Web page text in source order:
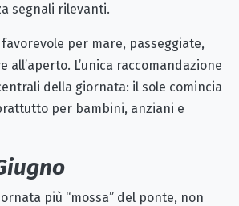
segnali rilevanti.
per mare, passeggiate,
all’aperto. L’unica raccomandazione
della giornata: il sole comincia
per bambini, anziani e
più “mossa” del ponte, non